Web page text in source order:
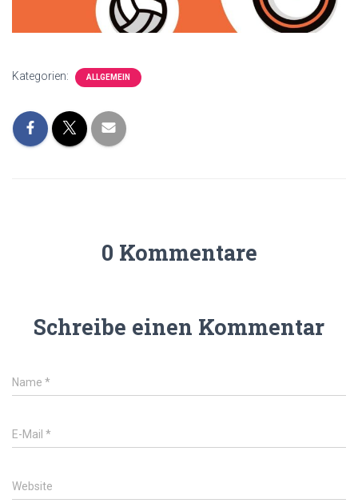
Kategorien: ALLGEMEIN
0 Kommentare
Schreibe einen Kommentar
Name *
E-Mail *
Website